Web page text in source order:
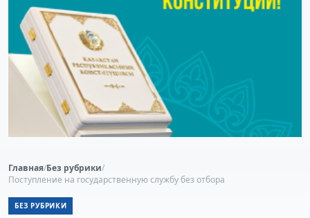
Главная/Без рубрики/
Поступление на государственную службу без отбора
БЕЗ РУБРИКИ